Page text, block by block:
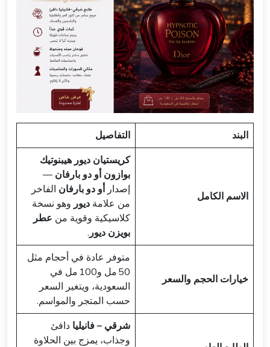
البند التفاصيل
الاسم الكامل
كريستيان ديور هيبنوتيك
بوازون أو دو بارفان —
إصدارأو دو بارفان الفاخر
من علامة ديور وهو نسخة
كلاسيكية وقوية من عطر
بويزن ديور.
خيارات الحجم والسعر
متوفر عادة في أحجام مثل
50 مل و100 مل في
السعودية، ويتغير السعر
حسب المتجر والمواسم.
شرقي – فانيليا دافئ
وجذاب، يمزج بين الحلاوة